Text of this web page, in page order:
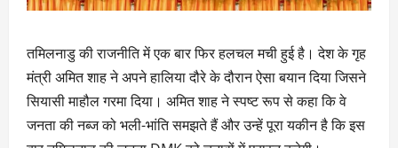
तमिलनाडु की राजनीति में एक बार फिर हलचल मची हुई है। देश के गृह
मंत्री अमित शाह ने अपने हालिया दौरे के दौरान ऐसा बयान दिया जिसने
सियासी माहौल गरमा दिया। अमित शाह ने स्पष्ट रूप से कहा कि वे
जनता की नब्ज को भली-भांति समझते हैं और उन्हें पूरा यकीन है कि इस